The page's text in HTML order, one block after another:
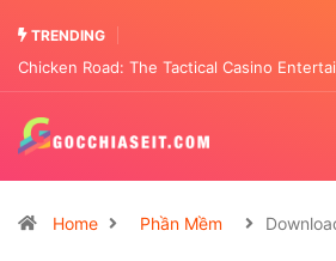
TRENDING
Chicken Road: The Tactical Casino
Home Phần Mềm